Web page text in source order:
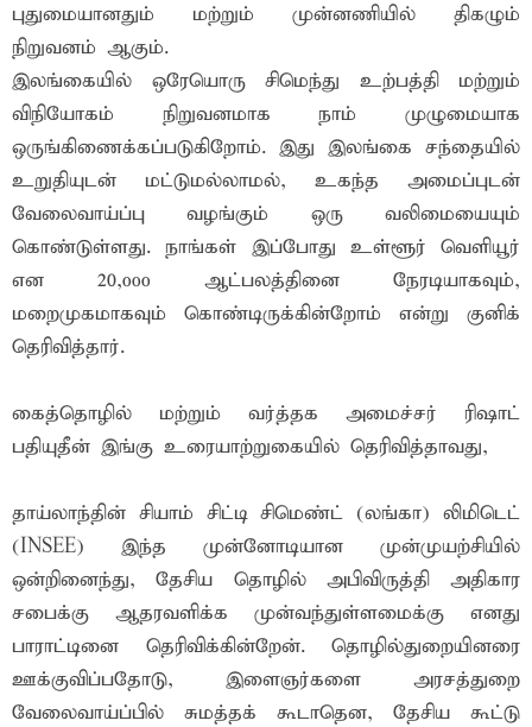
புதுமையானதும் மற்றும் முன்னணியில் திகழும்
நிறுவனம் ஆகும்.
இலங்கையில் ஒரேயொரு சிமெந்து உற்பத்தி மற்றும்
விநியோகம் நிறுவனமாக நாம் முழுமையாக
ஒருங்கிணைக்கப்படுகிறோம். இது இலங்கை சந்தையில்
உறுதியுடன் மட்டுமல்லாமல், உகந்த அமைப்புடன்
வேலைவாய்ப்பு வழங்கும் ஒரு வலிமையையும்
கொண்டுள்ளது. நாங்கள் இப்போது உள்ளூர் வெளியூர்
என 20,௦௦௦ ஆட்பலத்தினை நேரடியாகவும்,
மறைமுகமாகவும் கொண்டிருக்கின்றோம் என்று குனிக்
தெரிவித்தார்.
கைத்தொழில் மற்றும் வர்த்தக அமைச்சர் ரிஷாட்
பதியுதீன் இங்கு உரையாற்றுகையில் தெரிவித்தாவது,
தாய்லாந்தின் சியாம் சிட்டி சிமெண்ட் (லங்கா) லிமிடெட்
(INSEE) இந்த முன்னோடியான முன்முயற்சியில்
ஒன்றினைந்து, தேசிய தொழில் அபிவிருத்தி அதிகார
சபைக்கு ஆதரவளிக்க முன்வந்துள்ளமைக்கு எனது
பாராட்டினை தெரிவிக்கின்றேன். தொழில்துறையினரை
ஊக்குவிப்பதோடு, இளைஞர்களை அரசத்துறை
வேலைவாய்ப்பில் சுமத்தக் கூடாதென, தேசிய கூட்டு